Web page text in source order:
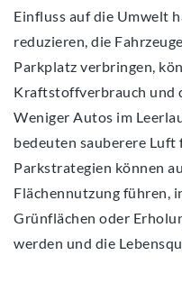
Einfluss auf die Umwelt
reduzieren, die
Parkplatz verbringen,
Kraftstoffverbrauch und
Weniger Autos im
bedeuten sauberere Luft
Parkstrategien können
Flächennutzung führen,
Grünflächen oder
werden und die